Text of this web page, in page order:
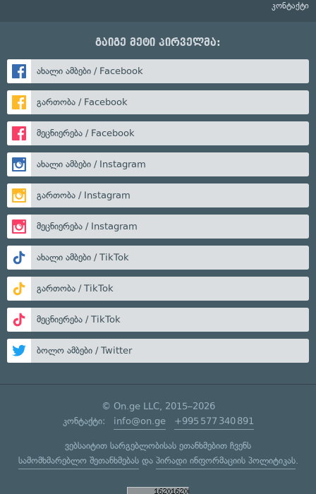
კონტაქტი
გაიგე მეტი პირველმა:
ახალი ამბები / Facebook
გართობა / Facebook
მეცნიერება / Facebook
ახალი ამბები / Instagram
გართობა / Instagram
მეცნიერება / Instagram
ახალი ამბები / TikTok
გართობა / TikTok
მეცნიერება / TikTok
ბოლო ამბები / Twitter
© On.ge LLC, 2015–2026
კონტაქტი: info@on.ge +995 577 340 891
ვებსაიტით სარგებლობისას ეთანხმებით ჩვენს
სამომხმარებლო შეთანხმებასდა პირადი ინფორმაციის პოლიტიკას.